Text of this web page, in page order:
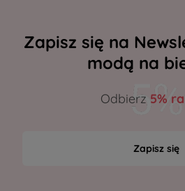
Zapisz się na
modą na
Odbierz 5%
Zapisz się